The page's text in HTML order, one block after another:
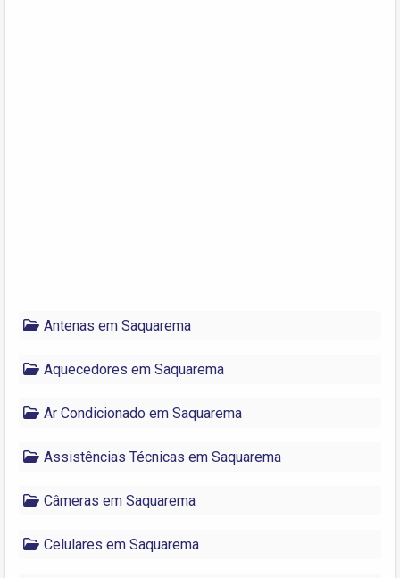
Antenas em Saquarema
Aquecedores em Saquarema
Ar Condicionado em Saquarema
Assistências Técnicas em Saquarema
Câmeras em Saquarema
Celulares em Saquarema